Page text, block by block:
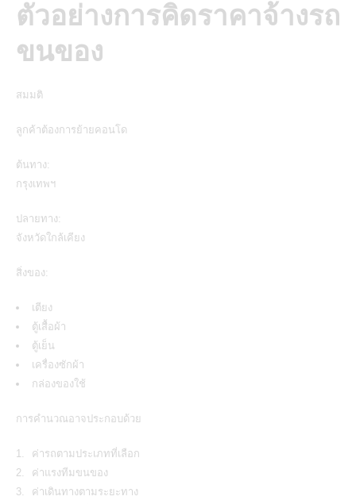
ตัวอย่างการคิดราคาจ้างรถ
ขนของ
สมมติ
ลูกค้าต้องการย้ายคอนโด
ต้นทาง:
กรุงเทพฯ
ปลายทาง:
จังหวัดใกล้เคียง
สิ่งของ:
เตียง
ตู้เสื้อผ้า
ตู้เย็น
เครื่องซักผ้า
กล่องของใช้
การคำนวณอาจประกอบด้วย
ค่ารถตามประเภทที่เลือก
ค่าแรงทีมขนของ
ค่าเดินทางตามระยะทาง